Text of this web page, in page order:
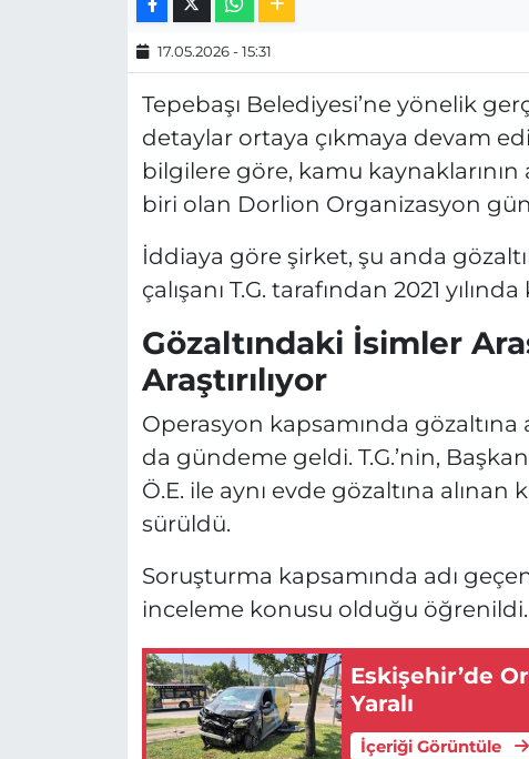
17.05.2026 - 15:31
Tepebaşı Belediyesi’ne yönelik
detaylar ortaya çıkmaya devam
bilgilere göre, kamu
biri olan Dorlion Organizasyon
İddiaya göre şirket, şu anda
çalışanı T.G. tarafından 2021
Gözaltındaki İsimler
Araştırılıyor
Operasyon kapsamında gözaltına
da gündeme geldi. T.G.’nin,
Ö.E. ile aynı evde gözaltına
sürüldü.
Soruşturma kapsamında adı
inceleme konusu olduğu öğrenildi.
Eskişehir’de
Yaralı
İçeriği Görüntüle